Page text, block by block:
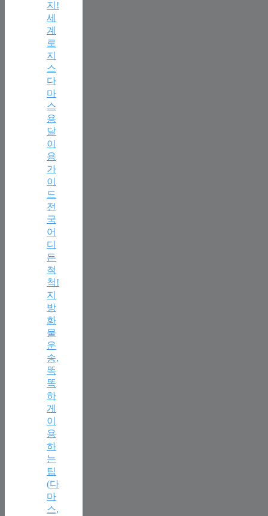
지!
세
계
로
지
스
다
마
스
용
달
이
용
가
이
드
전
국
어
디
든
척
척!
지
방
화
물
운
송,
똑
똑
하
게
이
용
하
는
팁
(다
마
스,